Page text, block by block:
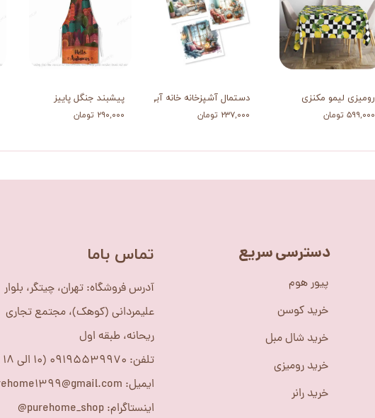
پیشبند جنگل پاییز
۲۹۰,۰۰۰ تومان
دستمال آشپزخانه خانه آبی
۲۳۷,۰۰۰ تومان
رومیزی لیمو مکنزی
۵۹۹,۰۰۰ تومان
پیور هوم
خرید کوسن
خرید شال مبل
خرید رومیزی
خرید رانر
دسترسی سریع ​تماس باما
آدرس فروشگاه: تهران، چیتگر، بلوار
علیمردانی (کوهک)، مجتمع تجاری
ریحانه، طبقه اول
تلفن: 09195539970 (10 الی 18 )
ایمیل: purehome1399@gmail.com
اینستاگرام: purehome_shop@